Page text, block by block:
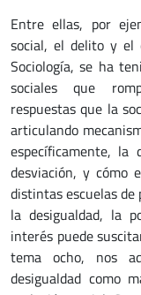
Entre ellas, por
social, el delito y el
Sociología, se ha
sociales que
respuestas que la
articulando
específicamente, la
desviación, y cómo
distintas escuelas de
la desigualdad, la
interés puede
tema ocho, nos
desigualdad como